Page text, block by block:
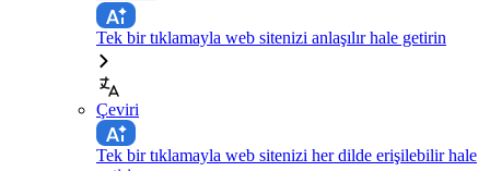
Tek bir tıklamayla web sitenizi anlaşılır hale getirin
Çeviri
Tek bir tıklamayla web sitenizi her dilde erişilebilir hale